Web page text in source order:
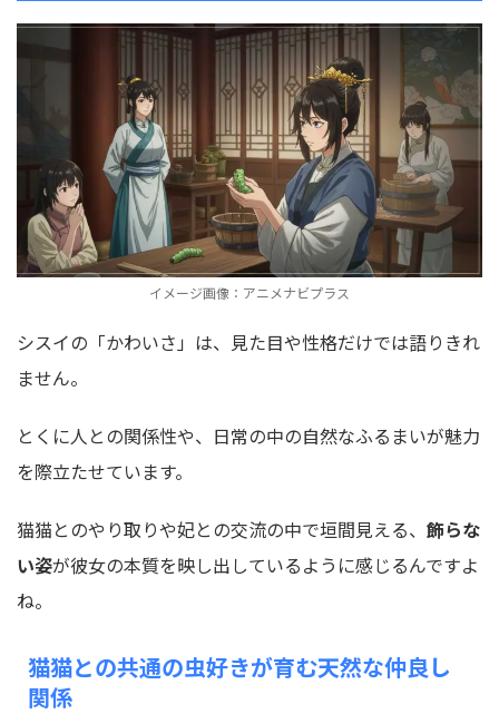
イメージ画像：アニメナビプラス
シスイの「かわいさ」は、見た目や性格だけでは語りきれ
ません。
とくに人との関係性や、日常の中の自然なふるまいが魅力
を際立たせています。
猫猫とのやり取りや妃との交流の中で垣間見える、 飾らな
い姿が彼女の本質を映し出しているように感じるんですよ
ね。
猫猫との共通の虫好きが育む天然な仲良し
関係